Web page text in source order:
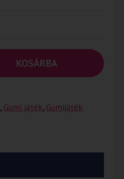
KOSÁRBA
, Gumi játék, Gumijáték